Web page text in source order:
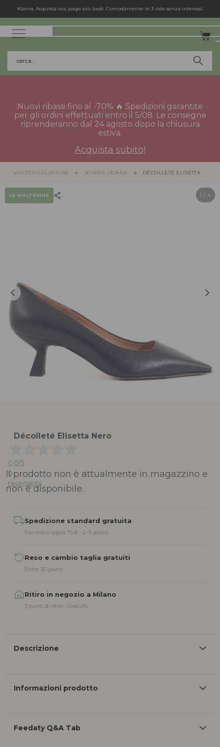
Klarna. Acquista ora, paga più tardi. Comodamente in 3 rate senza interessi.
cerca...
Nuovi ribassi fino al -70% 🔥 Spedizioni garantite
per gli ordini effettuati entro il 5/08. Le consegne
riprenderanno dal 24 agosto dopo la chiusura
estiva.
Acquista subito!
WALTER CALZATURE SCARPE DONNA DÉCOLLETÉ ELISETTA
1 / 4
LE WALTERINE
Décolleté Elisetta Nero
0,0/5
0
recensioni
Il prodotto non è attualmente in magazzino e
non è disponibile.
Spedizione standard gratuita
Per ordini sopra 75 € · 2–5 giorni
Reso e cambio taglia gratuiti
Entro 30 giorni
Ritiro in negozio a Milano
3 punti di ritiro · Gratuito
Descrizione
Informazioni prodotto
Feedaty Q&A Tab